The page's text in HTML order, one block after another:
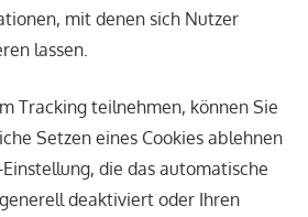
mit denen sich Nutzer
lassen.
Tracking teilnehmen, können Sie
Setzen eines Cookies ablehnen
die das automatische
deaktiviert oder Ihren